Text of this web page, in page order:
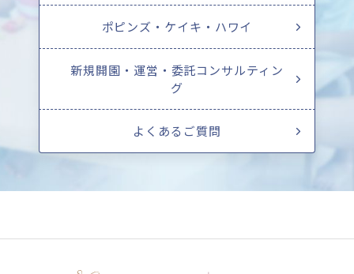
ポピンズ・ケイキ・ハワイ
新規開園・運営・委託コンサルティン
グ
よくあるご質問